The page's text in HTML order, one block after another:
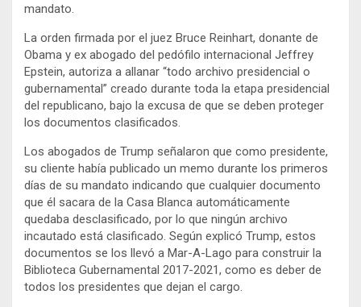
mandato.
La orden firmada por el juez Bruce Reinhart, donante de
Obama y ex abogado del pedófilo internacional Jeffrey
Epstein, autoriza a allanar “todo archivo presidencial o
gubernamental” creado durante toda la etapa presidencial
del republicano, bajo la excusa de que se deben proteger
los documentos clasificados.
Los abogados de Trump señalaron que como presidente,
su cliente había publicado un memo durante los primeros
días de su mandato indicando que cualquier documento
que él sacara de la Casa Blanca automáticamente
quedaba desclasificado, por lo que ningún archivo
incautado está clasificado. Según explicó Trump, estos
documentos se los llevó a Mar-A-Lago para construir la
Biblioteca Gubernamental 2017-2021, como es deber de
todos los presidentes que dejan el cargo.